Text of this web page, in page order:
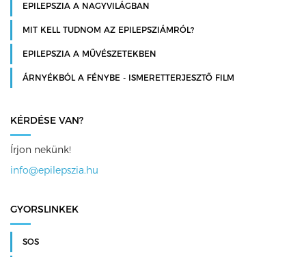
EPILEPSZIA A NAGYVILÁGBAN
MIT KELL TUDNOM AZ EPILEPSZIÁMRÓL?
EPILEPSZIA A MŰVÉSZETEKBEN
ÁRNYÉKBÓL A FÉNYBE - ISMERETTERJESZTŐ FILM
KÉRDÉSE VAN?
Írjon nekünk!
info@epilepszia.hu
GYORSLINKEK
SOS